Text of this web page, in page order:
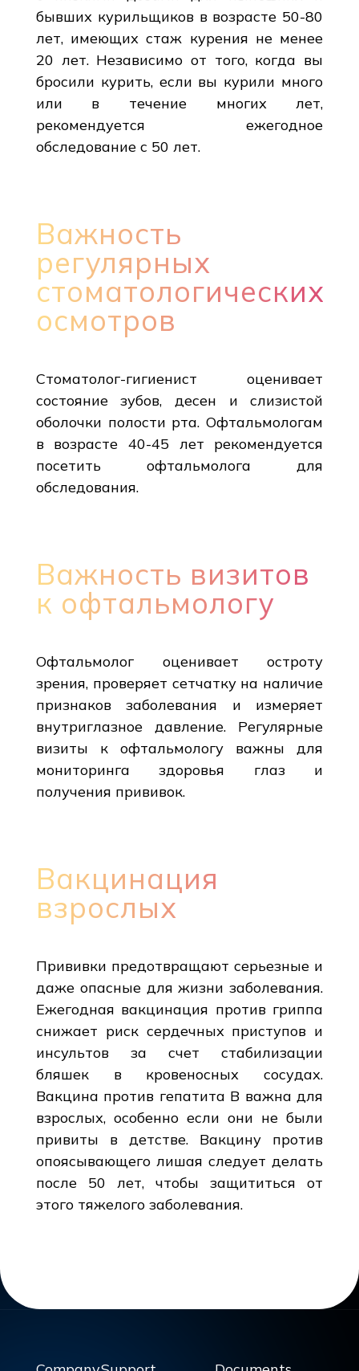
бывших курильщиков в возрасте 50-80
лет, имеющих стаж курения не менее
20 лет. Независимо от того, когда вы
бросили курить, если вы курили много
или в течение многих лет,
рекомендуется ежегодное
обследование с 50 лет.
Важность
регулярных
стоматологических
осмотров
Стоматолог-гигиенист оценивает
состояние зубов, десен и слизистой
оболочки полости рта. Офтальмологам
в возрасте 40-45 лет рекомендуется
посетить офтальмолога для
обследования.
Важность визитов
к офтальмологу
Офтальмолог оценивает остроту
зрения, проверяет сетчатку на наличие
признаков заболевания и измеряет
внутриглазное давление. Регулярные
визиты к офтальмологу важны для
мониторинга здоровья глаз и
получения прививок.
Вакцинация
взрослых
Прививки предотвращают серьезные и
даже опасные для жизни заболевания.
Ежегодная вакцинация против гриппа
снижает риск сердечных приступов и
инсультов за счет стабилизации
бляшек в кровеносных сосудах.
Вакцина против гепатита В важна для
взрослых, особенно если они не были
привиты в детстве. Вакцину против
опоясывающего лишая следует делать
после 50 лет, чтобы защититься от
этого тяжелого заболевания.